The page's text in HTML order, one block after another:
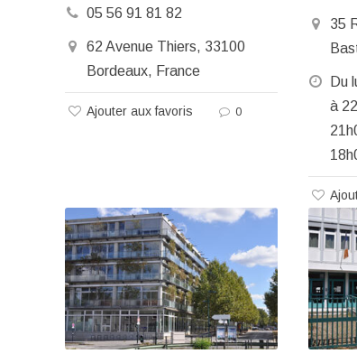
05 56 91 81 82
62 Avenue Thiers, 33100
Bordeaux, France
Ajouter aux favoris 0
35
Du
à